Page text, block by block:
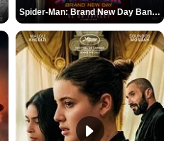
Spider-Man: Brand New Day Bande-annonce VO STFR